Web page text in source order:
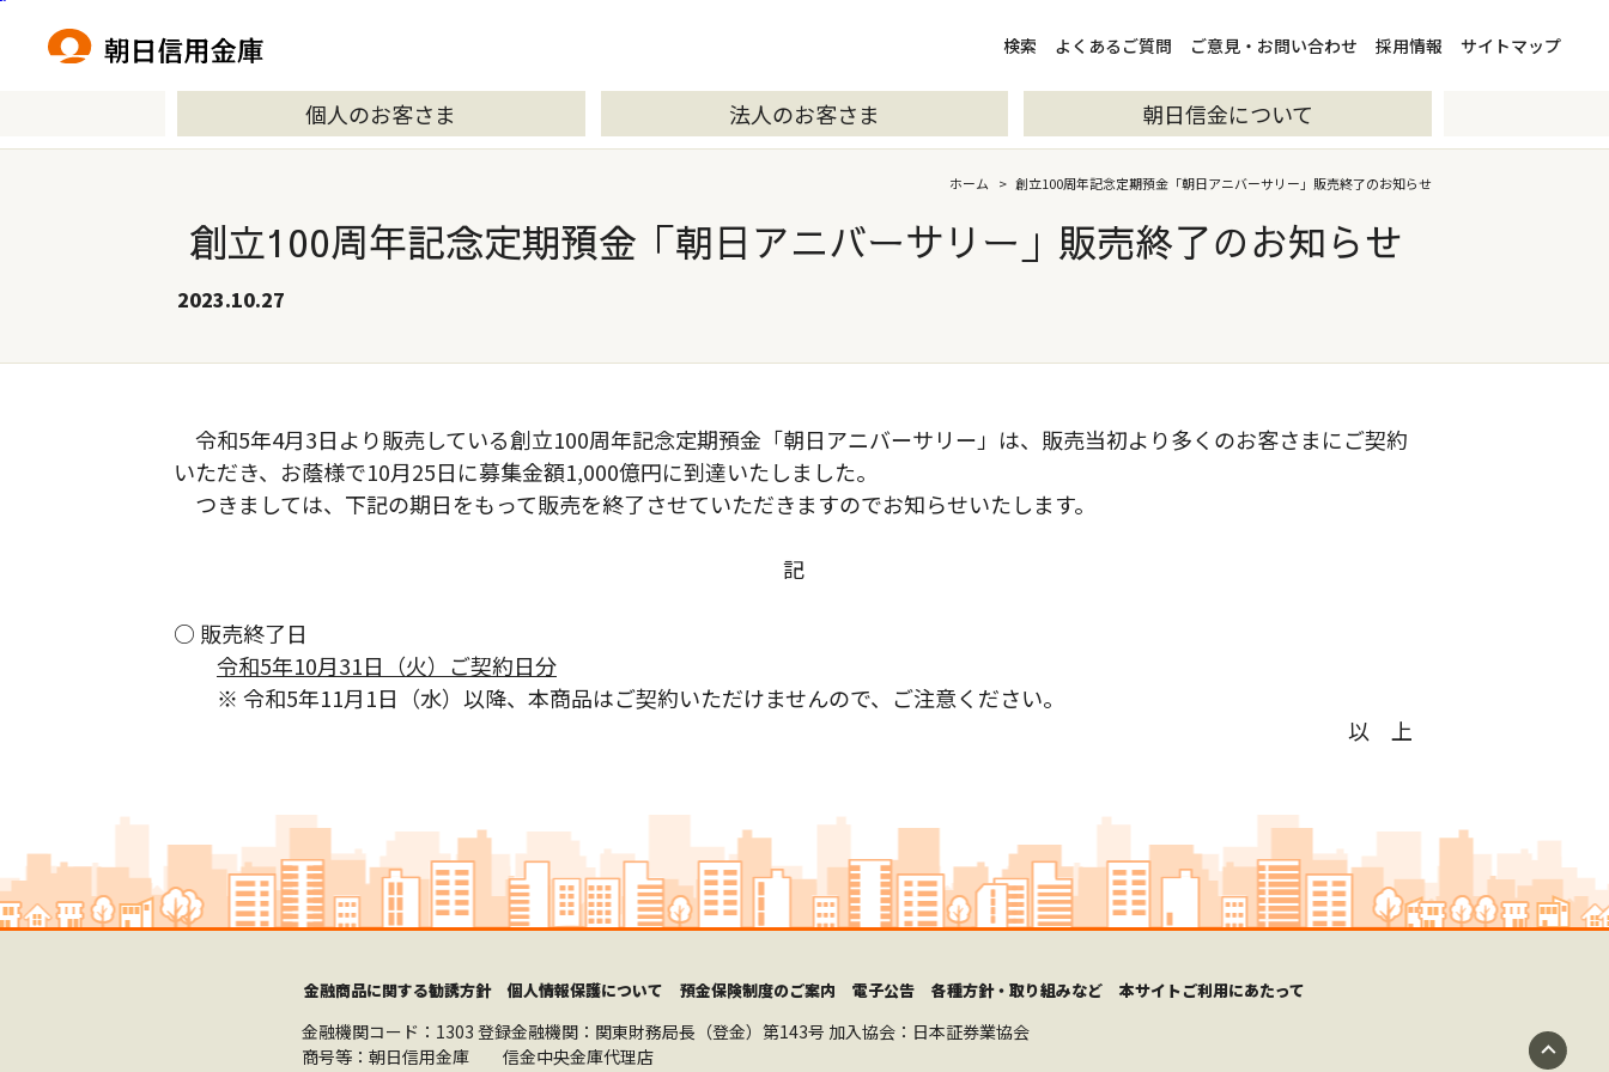
検索 検索
よくあるご質問 ご意見・お問い合わせ 採用情報 サイトマップ
個人のお客さま 法人のお客さま 朝日信金について
ホーム > 創立100周年記念定期預金「朝日アニバーサリー」販売終了のお知らせ
創立100周年記念定期預金「朝日アニバーサリー」販売終了のお知らせ
2023.10.27
令和5年4月3日より販売している創立100周年記念定期預金「朝日アニバーサリー」は、販売当初より多くのお客さまにご契約
いただき、お蔭様で10月25日に募集金額1,000億円に到達いたしました。
つきましては、下記の期日をもって販売を終了させていただきますのでお知らせいたします。
記
○ 販売終了日
令和5年10月31日（火）ご契約日分
※ 令和5年11月1日（水）以降、本商品はご契約いただけませんので、ご注意ください。
以 上
金融商品に関する勧誘方針 個人情報保護について 預金保険制度のご案内 電子公告 各種方針・取り組みなど 本サイトご利用にあたって
金融機関コード：1303 登録金融機関：関東財務局長（登金）第143号 加入協会：日本証券業協会
商号等：朝日信用金庫 信金中央金庫代理店